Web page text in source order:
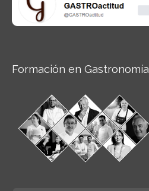
Formación en Gastronomía